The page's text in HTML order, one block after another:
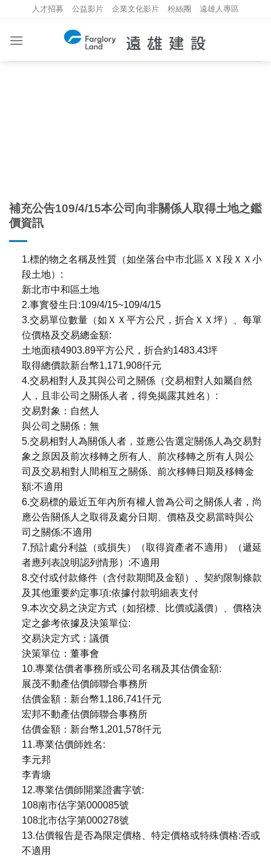
content
人才招募 公益影片 企業文化影片 粉絲團 遠雄人專區
補充公告109/4/15本公司向非關係人取得土地之鑑
價資訊
1.標的物之名稱及性質（如坐落台中市北區ＸＸ段ＸＸ小
段土地）:
新北市中和區土地
2.事實發生日:109/4/15~109/4/15
3.交易單位數量（如ＸＸ平方公尺，折合ＸＸ坪）、每單
位價格及交易總金額:
土地面積4903.89平方公尺，折合約1483.43坪
取得總價款新台幣1,171,908仟元
4.交易相對人及其與公司之關係（交易相對人如屬自然
人，且非公司之關係人者，得免揭露其姓名）:
交易對象：自然人
與公司之關係：無
5.交易相對人為關係人者，並應公告選定關係人為交易對
象之原因及前次移轉之所有人、前次移轉之所有人與公
司及交易相對人間相互之關係、前次移轉日期及移轉金
額:不適用
6.交易標的最近五年內所有權人曾為公司之關係人者，尚
應公告關係人之取得及處分日期、價格及交易當時與公
司之關係:不適用
7.預計處分利益（或損失）（取得資產者不適用）（遞延
者應列表說明認列情形）:不適用
8.交付或付款條件（含付款期間及金額）、契約限制條款
及其他重要約定事項:依據付款明細表支付
9.本次交易之決定方式（如招標、比價或議價）、價格決
定之參考依據及決策單位:
交易決定方式：議價
決策單位：董事會
10.專業估價者事務所或公司名稱及其估價金額:
展茂不動產估價師聯合事務所
估價金額：新台幣1,186,741仟元
宏邦不動產估價師聯合事務所
估價金額：新台幣1,201,578仟元
11.專業估價師姓名:
李元邦
李青塘
12.專業估價師開業證書字號:
108南市估字第000085號
108北市估字第000278號
13.估價報告是否為限定價格、特定價格或特殊價格:否或
不適用